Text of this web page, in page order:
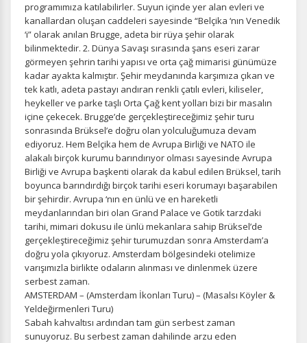
ÇEREZ KULLANIM AYARLARINIZ
Çerez tercihlerinizibelirleyin.
Daha fazla bilgi içinKVKK bilgilendirmemizi çerez kullanımve
gizlilik koşullarını inceleyebilirsiniz.
programımıza katılabilirler. Suyun içinde yer alan evleri ve
kanallardan oluşan caddeleri sayesinde “Belçika ‘nın Venedik
‘i” olarak anılan Brugge, adeta bir rüya şehir olarak
bilinmektedir. 2. Dünya Savaşı sırasında şans eseri zarar
görmeyen şehrin tarihi yapısı ve orta çağ mimarisi günümüze
kadar ayakta kalmıştır. Şehir meydanında karşımıza çıkan ve
tek katlı, adeta pastayı andıran renkli çatılı evleri, kiliseler,
heykeller ve parke taşlı Orta Çağ kent yolları bizi bir masalın
içine çekecek. Brugge’de gerçekleştireceğimiz şehir turu
sonrasında Brüksel’e doğru olan yolculuğumuza devam
ediyoruz. Hem Belçika hem de Avrupa Birliği ve NATO ile
alakalı birçok kurumu barındırıyor olması sayesinde Avrupa
Birliği ve Avrupa başkenti olarak da kabul edilen Brüksel, tarih
boyunca barındırdığı birçok tarihi eseri korumayı başarabilen
bir şehirdir. Avrupa ‘nın en ünlü ve en hareketli
meydanlarından biri olan Grand Palace ve Gotik tarzdaki
tarihi, mimari dokusu ile ünlü mekanlara sahip Brüksel’de
gerçekleştireceğimiz şehir turumuzdan sonra Amsterdam’a
doğru yola çıkıyoruz. Amsterdam bölgesindeki otelimize
varışımızla birlikte odaların alınması ve dinlenmek üzere
serbest zaman.
AMSTERDAM – (Amsterdam İkonları Turu) – (Masalsı Köyler &
Yeldeğirmenleri Turu)
Sabah kahvaltısı ardından tam gün serbest zaman
sunuyoruz. Bu serbest zaman dahilinde arzu eden